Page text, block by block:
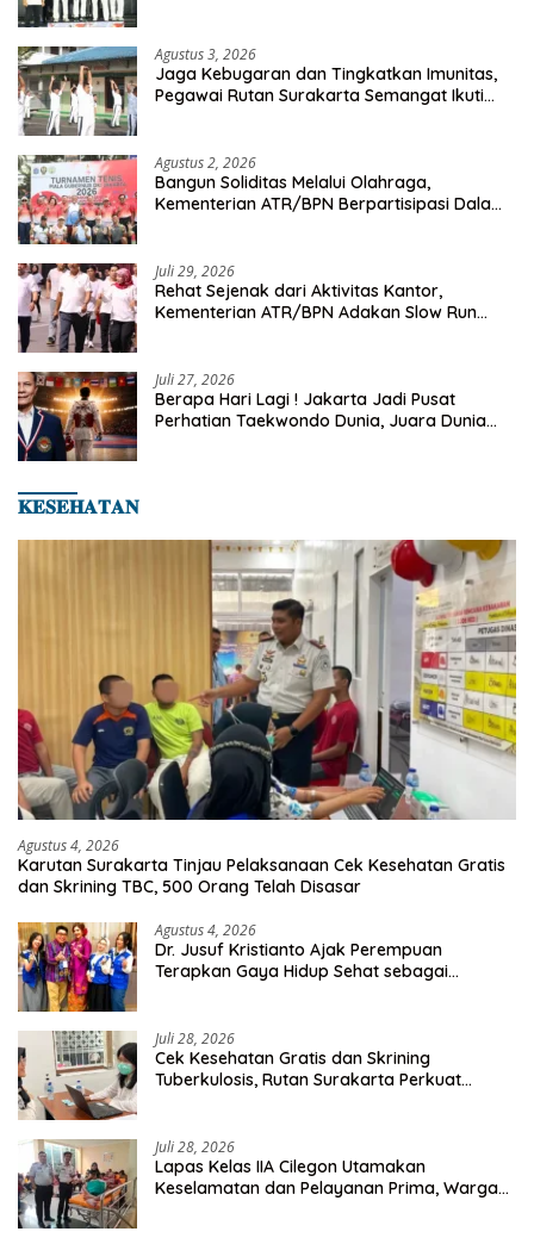
Agustus 3, 2026
Jaga Kebugaran dan Tingkatkan Imunitas,
Pegawai Rutan Surakarta Semangat Ikuti
Agustus 2, 2026
Bangun Soliditas Melalui Olahraga,
Kementerian ATR/BPN Berpartisipasi Dalam
Juli 29, 2026
Rehat Sejenak dari Aktivitas Kantor,
Kementerian ATR/BPN Adakan Slow Run
Juli 27, 2026
Berapa Hari Lagi ! Jakarta Jadi Pusat
Perhatian Taekwondo Dunia, Juara Dunia
𝐊𝐄𝐒𝐄𝐇𝐀𝐓𝐀𝐍
Agustus 4, 2026
Karutan Surakarta Tinjau Pelaksanaan Cek Kesehatan Gratis
dan Skrining TBC, 500 Orang Telah Disasar
Agustus 4, 2026
Dr. Jusuf Kristianto Ajak Perempuan
Terapkan Gaya Hidup Sehat sebagai
Juli 28, 2026
Cek Kesehatan Gratis dan Skrining
Tuberkulosis, Rutan Surakarta Perkuat
Juli 28, 2026
Lapas Kelas IIA Cilegon Utamakan
Keselamatan dan Pelayanan Prima, Warga